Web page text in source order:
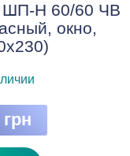
Н 60/60 ЧВ
окно,